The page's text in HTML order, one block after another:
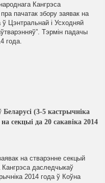
Кангрэса
пачатак збору заявак на
ў Цэнтральнай і Усходняй
Тэрмін падачы
года.
(3-5 кастрычніка
секцыі да 20 сакавіка 2014
на стварэнне секцый
даследчыкаў
2014 года ў Коўна